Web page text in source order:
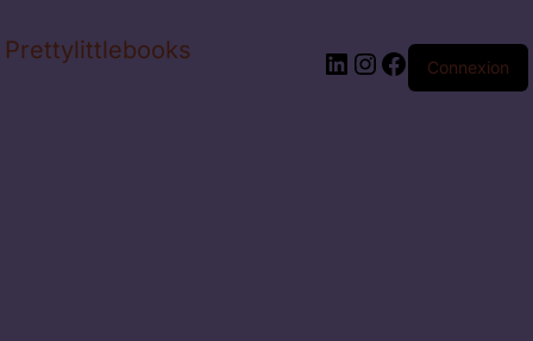
Prettylittlebooks
Connexion